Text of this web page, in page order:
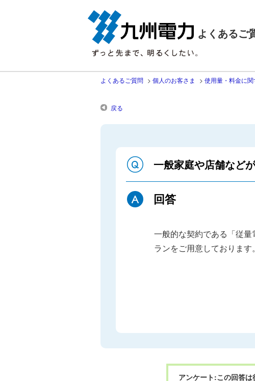
よくあるご
よくあるご質問 > 個人のお客さま > 使用量・料金に
戻る
一般家庭や店舗など
回答
一般的な契約である「従
ランをご用意しております
アンケート:この回答は